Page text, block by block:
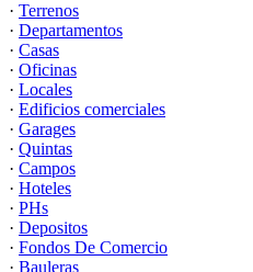
· Terrenos
· Departamentos
· Casas
· Oficinas
· Locales
· Edificios comerciales
· Garages
· Quintas
· Campos
· Hoteles
· PHs
· Depositos
· Fondos De Comercio
· Bauleras